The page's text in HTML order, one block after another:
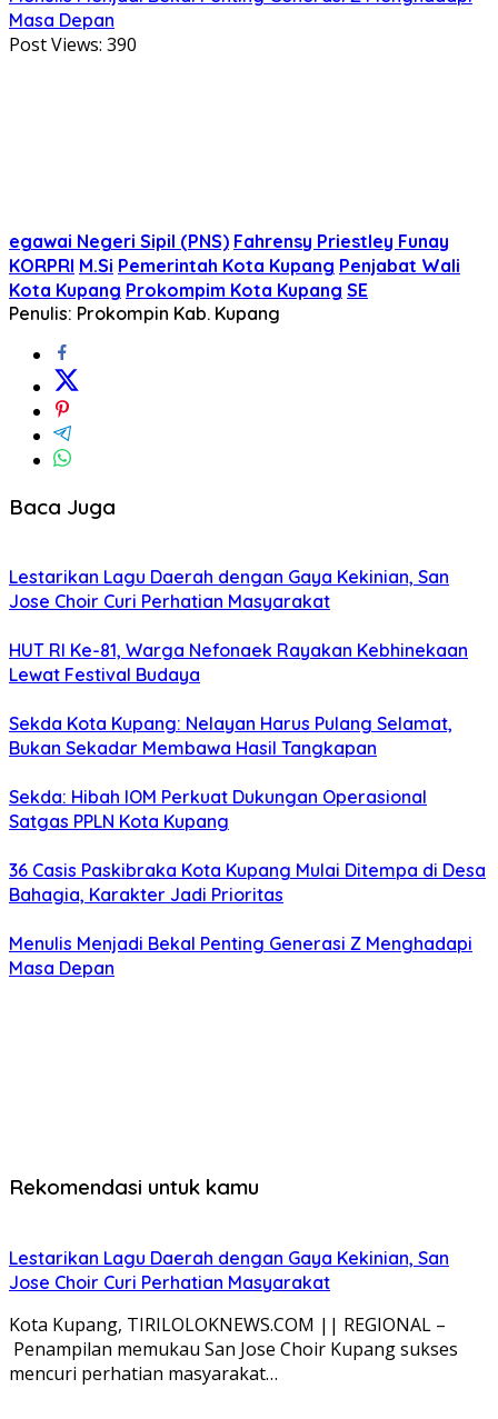
Masa Depan
Post Views: 390
egawai Negeri Sipil (PNS) Fahrensy Priestley Funay
KORPRI M.Si Pemerintah Kota Kupang Penjabat Wali
Kota Kupang Prokompim Kota Kupang SE
Penulis: Prokompin Kab. Kupang
Baca Juga
Lestarikan Lagu Daerah dengan Gaya Kekinian, San
Jose Choir Curi Perhatian Masyarakat
HUT RI Ke-81, Warga Nefonaek Rayakan Kebhinekaan
Lewat Festival Budaya
Sekda Kota Kupang: Nelayan Harus Pulang Selamat,
Bukan Sekadar Membawa Hasil Tangkapan
Sekda: Hibah IOM Perkuat Dukungan Operasional
Satgas PPLN Kota Kupang
36 Casis Paskibraka Kota Kupang Mulai Ditempa di Desa
Bahagia, Karakter Jadi Prioritas
Menulis Menjadi Bekal Penting Generasi Z Menghadapi
Masa Depan
Rekomendasi untuk kamu
Lestarikan Lagu Daerah dengan Gaya Kekinian, San
Jose Choir Curi Perhatian Masyarakat
Kota Kupang, TIRILOLOKNEWS.COM || REGIONAL –
Penampilan memukau San Jose Choir Kupang sukses
mencuri perhatian masyarakat…